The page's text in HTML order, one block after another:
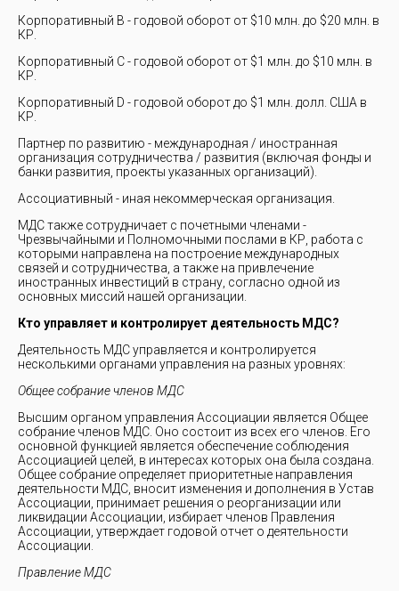
Корпоративный B - годовой оборот от $10 млн. до $20 млн. в
КР.
Корпоративный C - годовой оборот от $1 млн. до $10 млн. в
КР.
Корпоративный D - годовой оборот до $1 млн. долл. США в
КР.
Партнер по развитию - международная / иностранная
организация сотрудничества / развития (включая фонды и
банки развития, проекты указанных организаций).
Ассоциативный - иная некоммерческая организация.
МДС также сотрудничает с почетными членами -
Чрезвычайными и Полномочными послами в КР, работа с
которыми направлена на построение международных
связей и сотрудничества, а также на привлечение
иностранных инвестиций в страну, согласно одной из
основных миссий нашей организации.
Кто управляет и контролирует деятельность МДС?
Деятельность МДС управляется и контролируется
несколькими органами управления на разных уровнях:
Общее собрание членов МДС
Высшим органом управления Ассоциации является Общее
собрание членов МДС. Оно состоит из всех его членов. Его
основной функцией является обеспечение соблюдения
Ассоциацией целей, в интересах которых она была создана.
Общее собрание определяет приоритетные направления
деятельности МДС, вносит изменения и дополнения в Устав
Ассоциации, принимает решения о реорганизации или
ликвидации Ассоциации, избирает членов Правления
Ассоциации, утверждает годовой отчет о деятельности
Ассоциации.
Правление МДС